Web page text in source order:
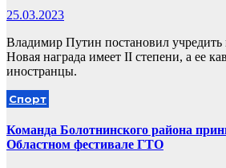
25.03.2023
Владимир Путин постановил учредить
Новая награда имеет II степени, а ее
иностранцы.
Спорт
Команда Болотнинского района
Областном фестивале ГТО